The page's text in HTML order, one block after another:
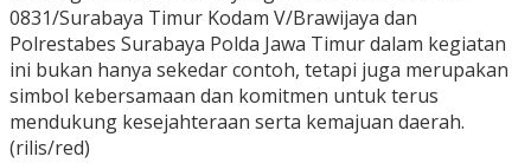
0831/Surabaya Timur Kodam V/Brawijaya dan
Polrestabes Surabaya Polda Jawa Timur dalam kegiatan
ini bukan hanya sekedar contoh, tetapi juga merupakan
simbol kebersamaan dan komitmen untuk terus
mendukung kesejahteraan serta kemajuan daerah.
(rilis/red)